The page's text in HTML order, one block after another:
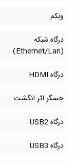
وبکم
درگاه شبکه
(Ethernet/Lan)
درگاه HDMI
حسگر اثر انگشت
درگاه‌ USB2
درگاه‌ USB3